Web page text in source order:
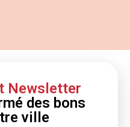
Newsletter
des bons
ville